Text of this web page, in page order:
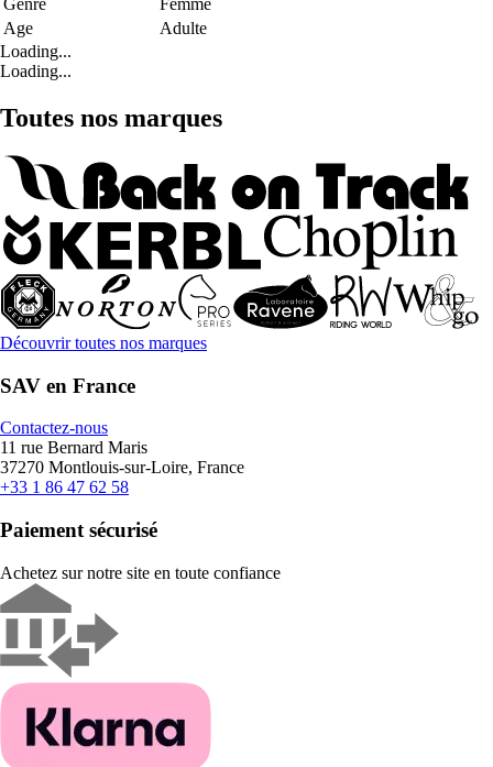
Genre
Femme
Age
Adulte
Loading...
Loading...
Toutes nos marques
Découvrir toutes nos marques
SAV en France
Contactez-nous
11 rue Bernard Maris
37270 Montlouis-sur-Loire, France
+33 1 86 47 62 58
Paiement sécurisé
Achetez sur notre site en toute confiance